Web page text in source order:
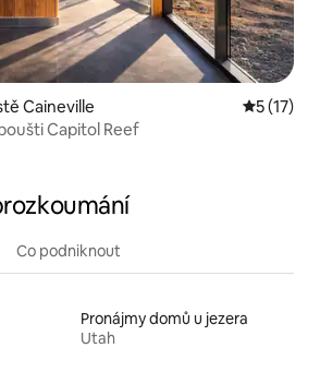
Caineville
5 (17)
Capitol Reef
Co podniknout
Pronájmy domů u jezera
Utah